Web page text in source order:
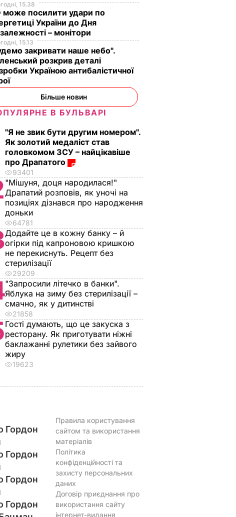
з
РФ
Тимчук:
"Хорватський
сценарій" умить
множить на нуль
усю донбаську
криваву авантюру
Кремля
18 червня, 13.42ВІЙНА В УКРАЇНІ
про
Путіначому Трамп
насправді
причепився до
костюма
8 серпня, 07.07СВІТ
15.38
може посилити удари по
України до Дня
– монітори
15.13
закривати наше небо".
розкрив деталі
Україною антибалістичної
Більше новин
В БУЛЬВАРІ
"Я не звик бути другим номером".
Як золотий медаліст став
головкомом ЗСУ – найцікавіше
про Драпатого
93401
"Мішуня, доця народилася!"
Драпатий розповів, як уночі на
позиціях дізнався про народження
доньки
64781
Додайте це в кожну банку – й
огірки під капроновою кришкою
не перекиснуть. Рецепт без
стерилізації
29209
"Запросили літечко в банки".
Яблука на зиму без стерилізації –
смачно, як у дитинстві
21858
Гості думають, що це закуска з
ресторану. Як приготувати ніжні
баклажанні рулетики без зайвого
жиру
19623
Гордон
Гордон
Гордон
Гордон
Правила користування
сайтом та використання
матеріалів
Політика
конфіденційності та
захисту персональних
даних
Договір приєднання про
використання сайту
інтернет-видання